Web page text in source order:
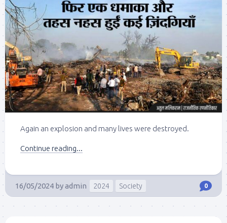
Again an explosion and many lives were destroyed.
Continue reading...
16/05/2024 byadmin 2024 Society 0